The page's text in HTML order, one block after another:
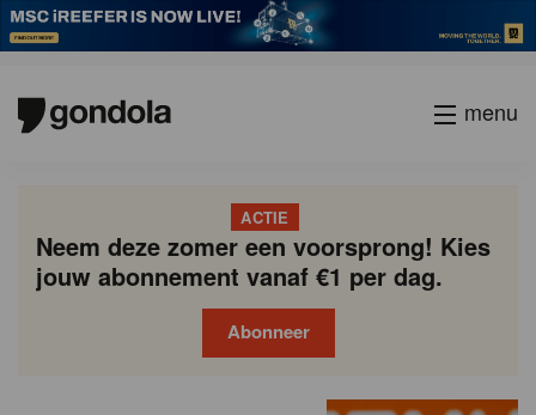
menu
ACTIE
Neem deze zomer een voorsprong! Kies
jouw abonnement vanaf €1 per dag.
Abonneer